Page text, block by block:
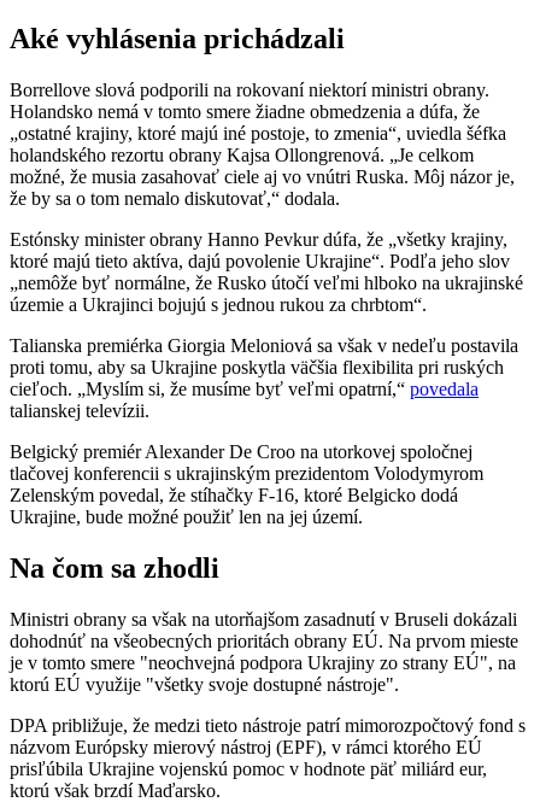
Aké vyhlásenia prichádzali
Borrellove slová podporili na rokovaní niektorí ministri obrany.
Holandsko nemá v tomto smere žiadne obmedzenia a dúfa, že
„ostatné krajiny, ktoré majú iné postoje, to zmenia“, uviedla šéfka
holandského rezortu obrany Kajsa Ollongrenová. „Je celkom
možné, že musia zasahovať ciele aj vo vnútri Ruska. Môj názor je,
že by sa o tom nemalo diskutovať,“ dodala.
Estónsky minister obrany Hanno Pevkur dúfa, že „všetky krajiny,
ktoré majú tieto aktíva, dajú povolenie Ukrajine“. Podľa jeho slov
„nemôže byť normálne, že Rusko útočí veľmi hlboko na ukrajinské
územie a Ukrajinci bojujú s jednou rukou za chrbtom“.
Talianska premiérka Giorgia Meloniová sa však v nedeľu postavila
proti tomu, aby sa Ukrajine poskytla väčšia flexibilita pri ruských
cieľoch. „Myslím si, že musíme byť veľmi opatrní,“ povedala
talianskej televízii.
Belgický premiér Alexander De Croo na utorkovej spoločnej
tlačovej konferencii s ukrajinským prezidentom Volodymyrom
Zelenským povedal, že stíhačky F-16, ktoré Belgicko dodá
Ukrajine, bude možné použiť len na jej území.
Na čom sa zhodli
Ministri obrany sa však na utorňajšom zasadnutí v Bruseli dokázali
dohodnúť na všeobecných prioritách obrany EÚ. Na prvom mieste
je v tomto smere "neochvejná podpora Ukrajiny zo strany EÚ", na
ktorú EÚ využije "všetky svoje dostupné nástroje".
DPA približuje, že medzi tieto nástroje patrí mimorozpočtový fond s
názvom Európsky mierový nástroj (EPF), v rámci ktorého EÚ
prisľúbila Ukrajine vojenskú pomoc v hodnote päť miliárd eur,
ktorú však brzdí Maďarsko.